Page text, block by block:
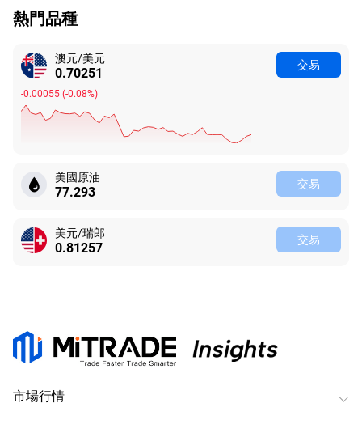
熱門品種
澳元/美元
0.70251
-0.00055(-0.08%)
交易
美國原油
77.293 交易
美元/瑞郎
0.81257 交易
市場行情